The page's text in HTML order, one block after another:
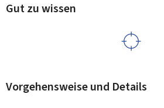
Gut zu wissen
Vorgehensweise und Details